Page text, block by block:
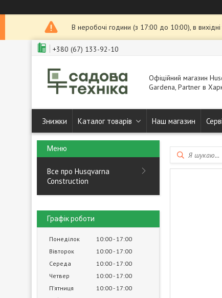
В неробочі години (з 17:00 до 10:00), в
+380 (67) 133-92-10
Офіційний магазин
Gardena, Partner в
Знижки Каталог товарів Наш магазин
Все про Husqvarna
Construction
Графік роботи
Понеділок 10:00 17:00
Вівторок
10:00 17:00
Середа
10:00 17:00
Четвер
10:00 17:00
Пʼятниця
10:00 17:00